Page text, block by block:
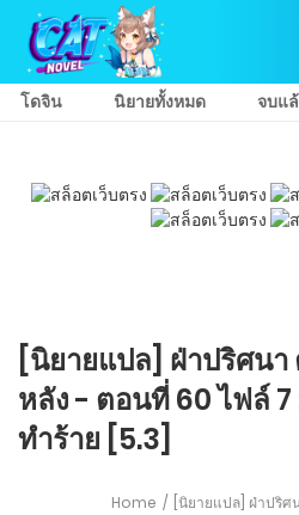
โดจิน นิยายทั้งหมด จบแ
[นิยายแปล] ฝ่าปริศนา
หลัง - ตอนที่ 60 ไฟล์
ทำร้าย [5.3]
Home
[นิยายแปล] ฝ่าปริศ